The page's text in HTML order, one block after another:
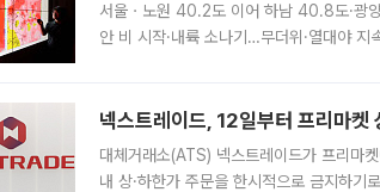
서울ㆍ노원 40.2도 이어 하남 40.8도·광
안 비 시작·내륙 소나기…무더위·열대야
넥스트레이드, 12일부터 프리마켓
대체거래소(ATS) 넥스트레이드가 프리마
내 상·하한가 주문을 한시적으로 금지하기